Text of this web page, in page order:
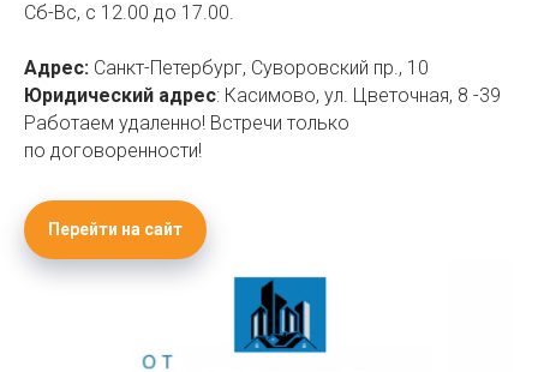
Сб-Вс, с 12.00 до 17.00.
Адрес: Санкт-Петербург, Суворовский пр., 10
Юридический адрес: Касимово, ул. Цветочная, 8 -39
Работаем удаленно! Встречи только
по договоренности!
Перейти на сайт